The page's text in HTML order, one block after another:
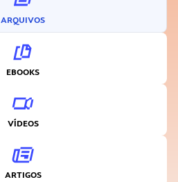
ARQUIVOS
EBOOKS
VÍDEOS
ARTIGOS